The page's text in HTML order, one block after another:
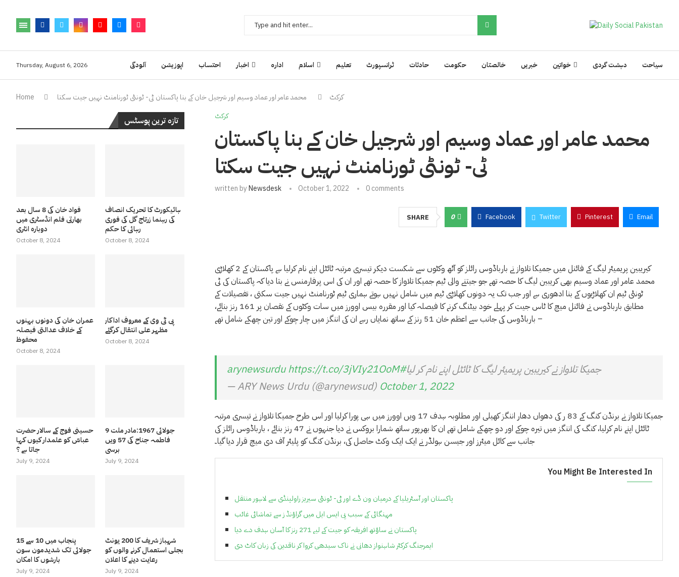
Thursday, August 6, 2026 آلودگی اپوزیشن احتساب اخبار ادارہ اسلام تعلیم ٹرانسپورٹ حادثات حکومت خالصتان خبریں خواتین دہشت گردی سیاحت
Home کرکٹ محمد عامر اور عماد وسیم اور شرجیل خان کے بنا پاکستان ٹی- ٹونٹی ٹورنامنٹ نہیں جیت سکتا
کرکٹ
محمد عامر اور عماد وسیم اور شرجیل خان کے بنا پاکستان
ٹی- ٹونٹی ٹورنامنٹ نہیں جیت سکتا
written byNewsdesk October 1, 2022 0 comments
SHARE 0 Facebook Twitter Pinterest Email
کیریبین پریمیئر لیگ کے فائنل میں جمیکا تلاواز نے بارباڈوس رائلز کو آٹھ وکٹوں سے شکست دیکر تیسری مرتبہ ٹائٹل اپنے نام کرلیا ہے پاکستان کے 2 کھلاڑی
محمد عامر اور عماد وسیم بھی کریبین لیگ کا حصہ تھے جو جیتنے والی ٹیم جمیکا تلاواز کا حصہ تھے اور ان کی اس پرفارمنس نے بتا دیا کہ پاکستان کی ٹی
ٹونٹی ٹیم ان کھلاڑیوں کے بنا ادھوری ہے اور جب تک یہ دونوں کھلاڑی ٹیم میں شامل نہیں ہوتے ہماری ٹیم ٹورنامنٹ نہیں جیت سکتی ، تفصیلات کے
مطابق بارباڈوس نے فائنل میچ کا ٹاس جیت کر پہلے خود بیٹنگ کرنے کا فیصلہ کیا اور مقررہ بیس اوورز میں سات وکٹوں کے نقصان پر 161 رنز بنائے،
بارباڈوس کی جانب سے اعظم خان 51 رنز کے ساتھ نمایاں رہے ان کی اننگز میں چار چوکے اور تین چھکے شامل تھے –
جمیکا تلاواز نے کیریبین پریمیئر لیگ کا ٹائٹل اپنے نام کر لیا#arynewsurdu
https://t.co/3jVIy21OoM
— ARY News Urdu (@arynewsud) October 1, 2022
جمیکا تلاواز نے برنڈن کنگ کے 83 ر کی دھواں دھار اننگز کھیلی اور مطلوبہ ہدف 17 ویں اوورز میں ہی پورا کرلیا اور اس طرح جمیکا تلاواز نے تیسری مرتبہ
ٹائٹل اپنے نام کرلیا، کنگ کی اننگز میں تیرہ چوکے اور دو چھکے شامل تھے ان کا بھرپور ساتھ شمارا بروکس نے دیا جنہوں نے 47 رنز بنائے ، بارباڈوس رائلز کی
جانب سے کائل میئرز اور جیسن ہولڈر نے ایک ایک وکٹ حاصل کی، برنڈن کنگ کو پلیئر آف دی میچ قرار دیا گیا۔
You Might Be Interested In
پاکستان اور آسٹریلیا کے درمیان ون ڈے اور ٹی- ٹونٹی سیریز راولپنڈی سے لاہور منتقل
مہنگائی کے سبب پی ایس ایل میں گراؤنڈ ز سے تماشائی غائب
پاکستان نے ساؤتھ افریقہ کو جیت کے لیے 271 رنز کا آسان ہدف دے دیا
ایمرجنگ کرکٹر شاہنواز دھانی نے ناک سیدھی کروا کر ناقدین کی زبان کاٹ دی
تازہ ترین پوسٹس
فواد خان کی 8 سال بعد
بھارتی فلم انڈسٹری میں
دوبارہ انٹری
October 8, 2024
ہائیکورٹ کا تحریک انصاف
کی رہنما زرتاج گل کی فوری
رہائی کا حکم
October 8, 2024
عمران خان کی دونوں بہنوں
کے خلاف عدالتی فیصلہ
محفوظ
October 8, 2024
پی ٹی وی کے معروف اداکار
مظہر علی انتقال کرگئے
October 8, 2024
حسینی فوج کے سالار حضرت
عباسّ کو علمدار کیوں کہا
جاتا ہے ؟
July 9, 2024
9 جولائی 1967:مادر ملت
فاطمہ جناح کی 57 ویں
برسی
July 9, 2024
پنجاب میں 10 سے 15
جولائی تک شدیدمون سون
بارشوں کا امکان
July 9, 2024
شہباز شریف کا 200 یونٹ
بجلی استعمال کرنے والوں کو
رعایت دینے کا اعلان
July 9, 2024